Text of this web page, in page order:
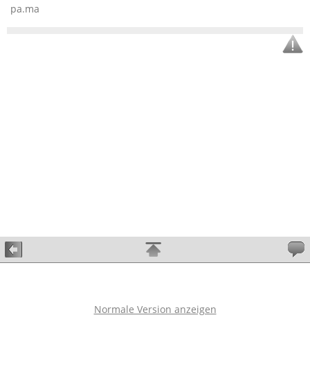
pa.ma
Normale Version anzeigen